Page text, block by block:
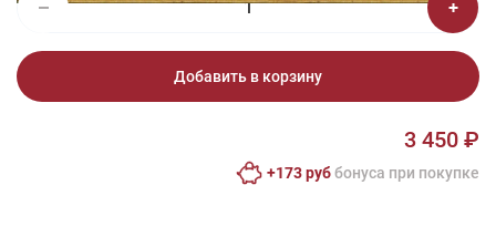
Добавить в корзину
3 450 ₽
+173 руббонусa при покупке